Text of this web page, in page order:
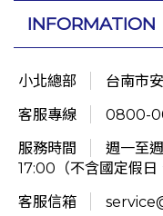
INFORMATION
小北總部
台南市
客服專線
0800-
服務時間
週一至
17:00（不含國定假日
客服信箱